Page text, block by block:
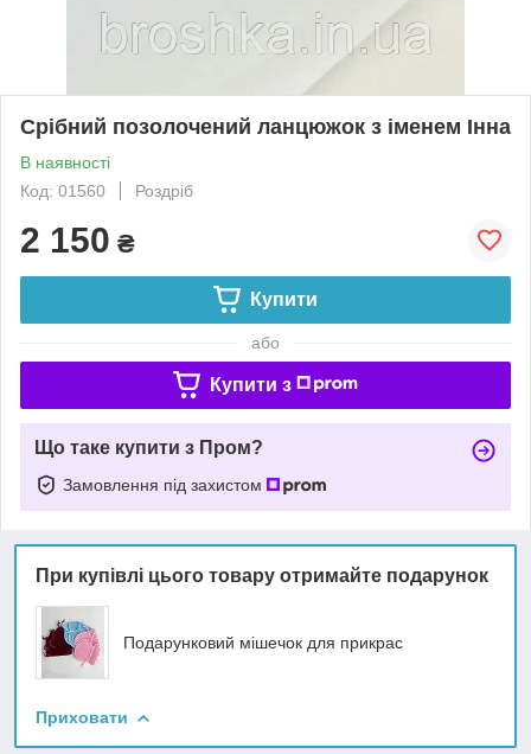
Срібний позолочений ланцюжок з іменем Інна
В наявності
Код: 01560
Роздріб
2 150 ₴
Купити
або
Купити з
Що таке купити з Пром?
Замовлення під захистом
При купівлі цього товару отримайте подарунок
Подарунковий мішечок для прикрас
Приховати